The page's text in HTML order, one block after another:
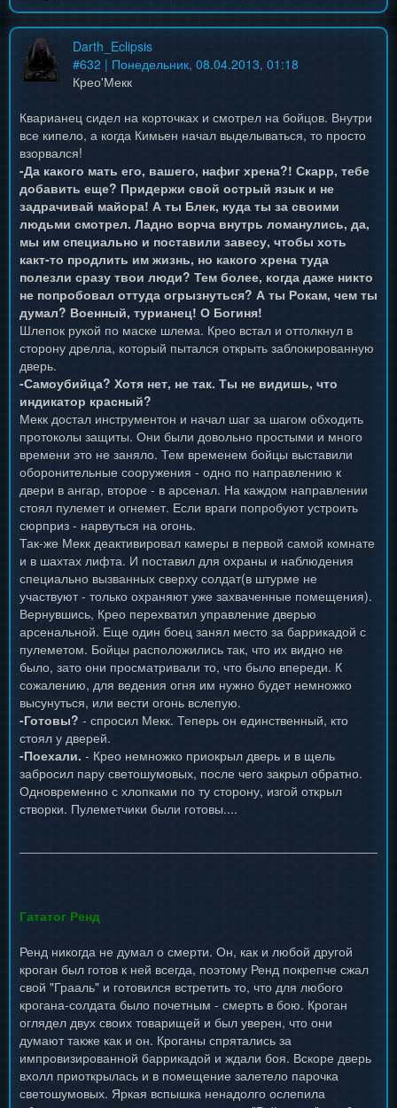
Darth_Eclipsis
#632 | Понедельник, 08.04.2013, 01:18
Крео'Мекк
Кварианец сидел на корточках и смотрел на бойцов. Внутри
все кипело, а когда Кимьен начал выделываться, то просто
взорвался!
-Да какого мать его, вашего, нафиг хрена?! Скарр, тебе
добавить еще? Придержи свой острый язык и не
задрачивай майора! А ты Блек, куда ты за своими
людьми смотрел. Ладно ворча внутрь ломанулись, да,
мы им специально и поставили завесу, чтобы хоть
какт-то продлить им жизнь, но какого хрена туда
полезли сразу твои люди? Тем более, когда даже никто
не попробовал оттуда огрызнуться? А ты Рокам, чем ты
думал? Военный, турианец! О Богиня!
Шлепок рукой по маске шлема. Крео встал и оттолкнул в
сторону дрелла, который пытался открыть заблокированную
дверь.
-Самоубийца? Хотя нет, не так. Ты не видишь, что
индикатор красный?
Мекк достал инструментон и начал шаг за шагом обходить
протоколы защиты. Они были довольно простыми и много
времени это не заняло. Тем временем бойцы выставили
оборонительные сооружения - одно по направлению к
двери в ангар, второе - в арсенал. На каждом направлении
стоял пулемет и огнемет. Если враги попробуют устроить
сюрприз - нарвуться на огонь.
Так-же Мекк деактивировал камеры в первой самой комнате
и в шахтах лифта. И поставил для охраны и наблюдения
специально вызванных сверху солдат(в штурме не
участвуют - только охраняют уже захваченные помещения).
Вернувшись, Крео перехватил управление дверью
арсенальной. Еще один боец занял место за баррикадой с
пулеметом. Бойцы расположились так, что их видно не
было, зато они просматривали то, что было впереди. К
сожалению, для ведения огня им нужно будет немножко
высунуться, или вести огонь вслепую.
-Готовы? - спросил Мекк. Теперь он единственный, кто
стоял у дверей.
-Поехали. - Крео немножко приокрыл дверь и в щель
забросил пару светошумовых, после чего закрыл обратно.
Одновременно с хлопками по ту сторону, изгой открыл
створки. Пулеметчики были готовы....
Гататог Ренд
Ренд никогда не думал о смерти. Он, как и любой другой
кроган был готов к ней всегда, поэтому Ренд покрепче сжал
свой "Грааль" и готовился встретить то, что для любого
крогана-солдата было почетным - смерть в бою. Кроган
оглядел двух своих товарищей и был уверен, что они
думают также как и он. Кроганы спрятались за
импровизированной баррикадой и ждали боя. Вскоре дверь
вхолл приоткрылась и в помещение залетело парочка
светошумовых. Яркая вспышка ненадолго ослепила